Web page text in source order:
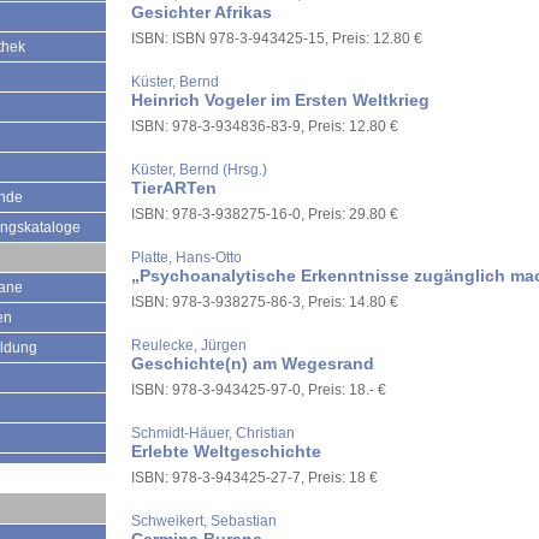
Gesichter Afrikas
ISBN: ISBN 978-3-943425-15, Preis: 12.80 €
Küster, Bernd
Heinrich Vogeler im Ersten Weltkrieg
ISBN: 978-3-934836-83-9, Preis: 12.80 €
Küster, Bernd (Hrsg.)
TierARTen
ISBN: 978-3-938275-16-0, Preis: 29.80 €
Platte, Hans-Otto
„Psychoanalytische Erkenntnisse zugänglich
ISBN: 978-3-938275-86-3, Preis: 14.80 €
Reulecke, Jürgen
Geschichte(n) am Wegesrand
ISBN: 978-3-943425-97-0, Preis: 18.- €
Schmidt-Häuer, Christian
Erlebte Weltgeschichte
ISBN: 978-3-943425-27-7, Preis: 18 €
Schweikert, Sebastian